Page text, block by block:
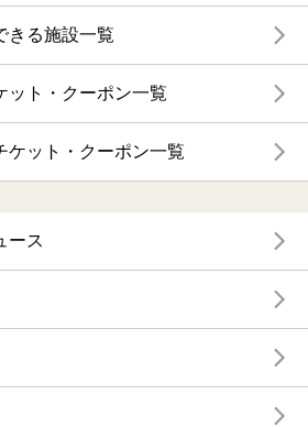
きる施設一覧
ット・クーポン一覧
ケット・クーポン一覧
ース